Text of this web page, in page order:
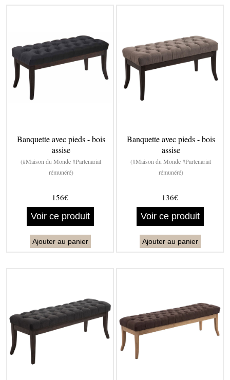
Banquette avec pieds - bois
assise
(#Maison du Monde #Partenariat
rémunéré)
156€
Voir ce produit
Ajouter au panier
Banquette avec pieds - bois
assise
(#Maison du Monde #Partenariat
rémunéré)
136€
Voir ce produit
Ajouter au panier